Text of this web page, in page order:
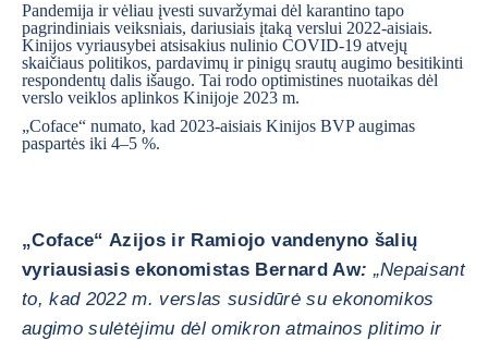
Pandemija ir vėliau įvesti suvaržymai dėl karantino tapo
pagrindiniais veiksniais, dariusiais įtaką verslui 2022-aisiais.
Kinijos vyriausybei atsisakius nulinio COVID-19 atvejų
skaičiaus politikos, pardavimų ir pinigų srautų augimo besitikinti
respondentų dalis išaugo. Tai rodo optimistines nuotaikas dėl
verslo veiklos aplinkos Kinijoje 2023 m.
„Coface“ numato, kad 2023-aisiais Kinijos BVP augimas
paspartės iki 4–5 %.
„Coface“ Azijos ir Ramiojo vandenyno šalių
vyriausiasis ekonomistas Bernard Aw: „Nepaisant
to, kad 2022 m. verslas susidūrė su ekonomikos
augimo sulėtėjimu dėl omikron atmainos plitimo ir